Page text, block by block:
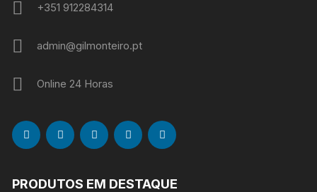
+351 912284314
admin@gilmonteiro.pt
Online 24 Horas
PRODUTOS EM DESTAQUE